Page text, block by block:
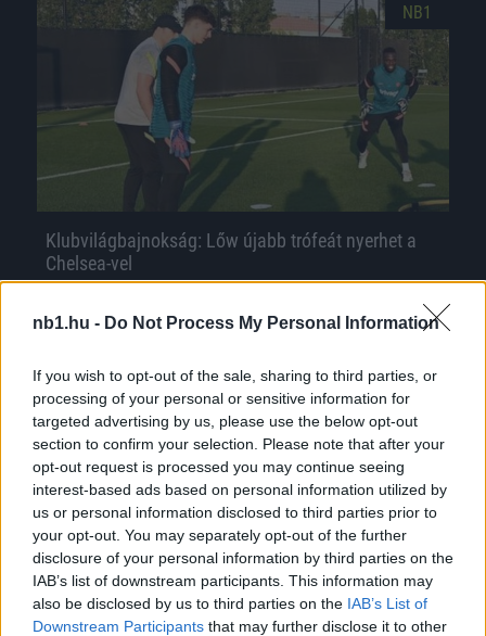
nb1.hu - Do Not Process My Personal Information
If you wish to opt-out of the sale, sharing to third parties, or
processing of your personal or sensitive information for
targeted advertising by us, please use the below opt-out
section to confirm your selection. Please note that after your
opt-out request is processed you may continue seeing
interest-based ads based on personal information utilized by
us or personal information disclosed to third parties prior to
your opt-out. You may separately opt-out of the further
disclosure of your personal information by third parties on the
IAB’s list of downstream participants. This information may
also be disclosed by us to third parties on the IAB’s List of
Downstream Participants that may further disclose it to other
NB1
Klubvilágbajnokság: Lőw újabb trófeát nyerhet a
Chelsea-vel
sikerére hajt a labdarúgó-
döntőjét az angol és a brazil […]
2022.02.11. |
NB1